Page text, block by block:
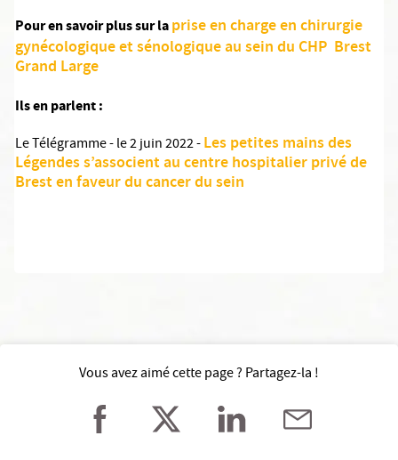
Pour en savoir plus sur laprise en charge en chirurgie
gynécologique et sénologique au sein du CHP Brest
Grand Large
Ils en parlent :
Le Télégramme - le 2 juin 2022 -Les petites mains des
Légendes s’associent au centre hospitalier privé de
Brest en faveur du cancer du sein
Vous avez aimé cette page ? Partagez-la !